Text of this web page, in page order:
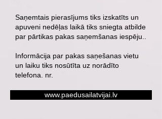
Saņemtais pierasījums tiks izskatīts un
apuveni nedēļas laikā tiks sniegta atbilde
par pārtikas pakas saņemšanas iespēju..
Informācija par pakas saņešanas vietu
un laiku tiks nosūtīta uz norādīto
telefona. nr.
www.paedusailatvijai.lv